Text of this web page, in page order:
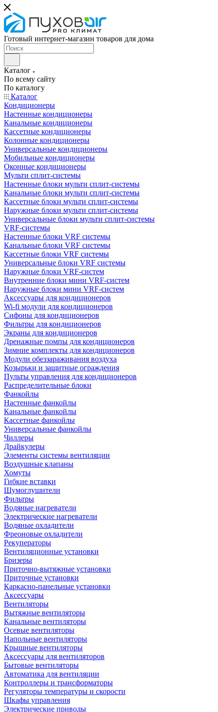
Готовый интернет-магазин товаров для дома
Каталог
По всему сайту
По каталогу
Каталог
Кондиционеры
Настенные кондиционеры
Канальные кондиционеры
Кассетные кондиционеры
Колонные кондиционеры
Универсальные кондиционеры
Мобильные кондиционеры
Оконные кондиционеры
Мульти сплит-системы
Настенные блоки мульти сплит-системы
Канальные блоки мульти сплит-системы
Кассетные блоки мульти сплит-системы
Наружные блоки мульти сплит-системы
Универсальные блоки мульти сплит-системы
VRF-системы
Настенные блоки VRF системы
Канальные блоки VRF системы
Кассетные блоки VRF системы
Универсальные блоки VRF системы
Наружные блоки VRF-систем
Внутренние блоки мини VRF-систем
Наружные блоки мини VRF-систем
Аксессуары для кондиционеров
Wi-fi модули для кондиционеров
Сифоны для кондиционеров
Фильтры для кондиционеров
Экраны для кондиционеров
Дренажные помпы для кондиционеров
Зимние комплекты для кондиционеров
Модули обеззараживания воздуха
Козырьки и защитные ограждения
Пульты управления для кондиционеров
Распределительные блоки
Фанкойлы
Настенные фанкойлы
Канальные фанкойлы
Кассетные фанкойлы
Универсальные фанкойлы
Чиллеры
Драйкулеры
Элементы системы вентиляции
Воздушные клапаны
Хомуты
Гибкие вставки
Шумоглушители
Фильтры
Водяные нагреватели
Электрические нагреватели
Водяные охладители
Фреоновые охладители
Рекуператоры
Вентиляционные установки
Бризеры
Приточно-вытяжные установки
Приточные установки
Каркасно-панельные установки
Аксессуары
Вентиляторы
Вытяжные вентиляторы
Канальные вентиляторы
Осевые вентиляторы
Напольные вентиляторы
Крышные вентиляторы
Аксессуары для вентиляторов
Бытовые вентиляторы
Автоматика для вентиляции
Контроллеры и трансформаторы
Регуляторы температуры и скорости
Шкафы управления
Электрические приводы